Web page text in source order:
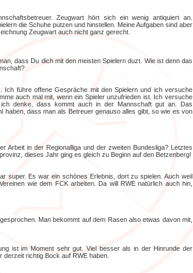
Zeugwart hört sich ein wenig antiquiert an.
die Schuhe putzen und hinstellen. Meine Aufgaben sind aber
Zeugwart auch nicht ganz gerecht.
dass Du dich mit den meisten Spielern duzt. Wie ist denn das
Ich führe offene Gespräche mit den Spielern und ich versuche
auch mal mit, wenn ein Spieler unzufrieden ist. Ich versuche
denke, dass kommt auch in der Mannschaft gut an. Das
haben, dass man als Betreuer genauso alles gibt, so wie es von
Arbeit in der Regionalliga und der zweiten Bundesliga? Letztes
dieses Jahr ging es gleich zu Beginn auf den Betzenberg!
super. Es war ein schönes Erlebnis, dort zu spielen. Auch weil
wie dem FCK arbeiten. Da will RWE natürlich auch hin,
Man bekommt auf dem Rasen also etwas davon mit,
ist im Moment sehr gut. Viel besser als in der Hinrunde der
richtig Bock auf RWE haben.